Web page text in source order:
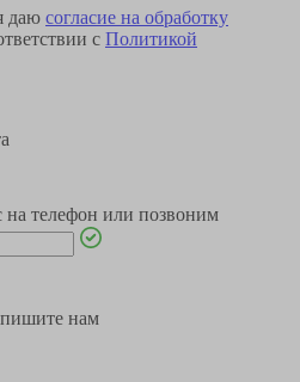
даю согласие на обработку
с Политикой
телефон или позвоним
нам